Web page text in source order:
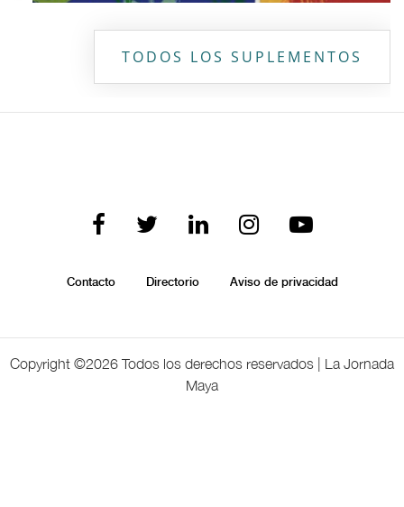
TODOS LOS SUPLEMENTOS
Contacto Directorio Aviso de privacidad
Copyright ©2026 Todos los derechos reservados | La Jornada
Maya